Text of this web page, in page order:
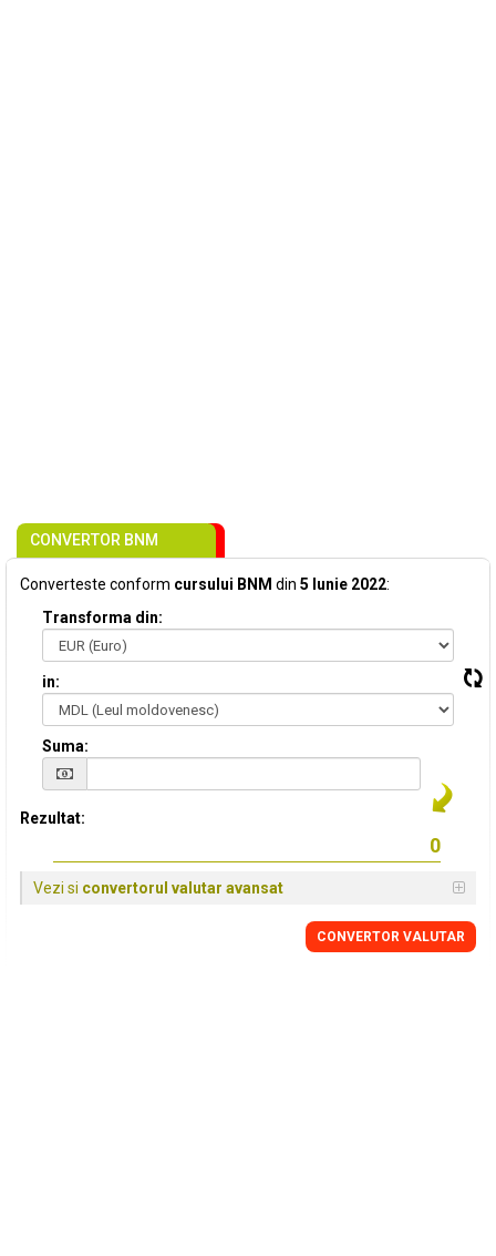
CONVERTOR BNM
Converteste conform cursului BNM din 5 Iunie 2022:
Transforma din:
in:
Suma:
Rezultat:
Vezi si convertorul valutar avansat
CONVERTOR VALUTAR